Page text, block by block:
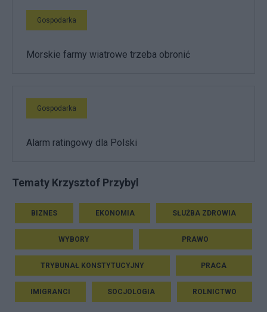
Gospodarka
Morskie farmy wiatrowe trzeba obronić
Gospodarka
Alarm ratingowy dla Polski
Tematy Krzysztof Przybyl
BIZNES EKONOMIA SŁUŻBA ZDROWIA
WYBORY PRAWO
TRYBUNAŁ KONSTYTUCYJNY PRACA
IMIGRANCI SOCJOLOGIA ROLNICTWO